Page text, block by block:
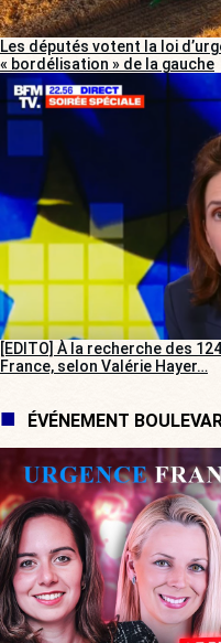
Les députés votent la loi
« bordélisation » de la gauche
[EDITO] À la recherche des
France, selon Valérie Hayer…
ÉVÉNEMENT